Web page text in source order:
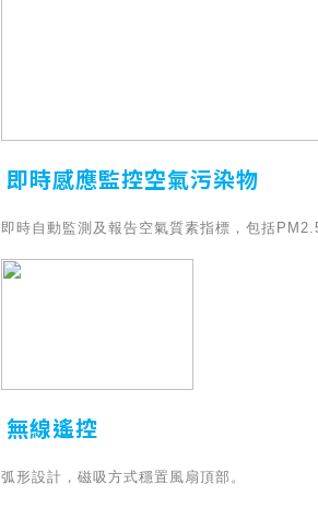
即時感應監控空氣污染物
即時自動監測及報告空氣質素指標，包括
無線遙控
弧形設計，磁吸方式穩置風扇頂部。